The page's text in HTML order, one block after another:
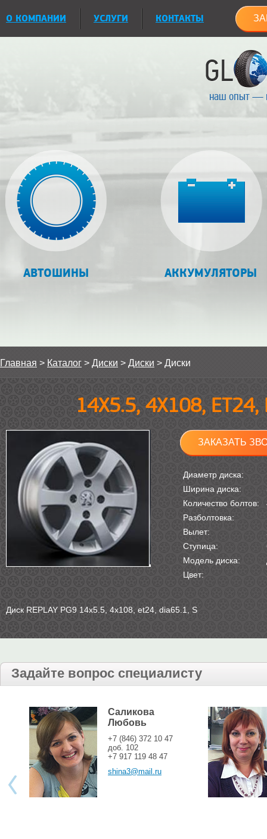
О КОМПАНИИ УСЛУГИ КОНТАКТЫ
наш опыт —
АВТОШИНЫ АККУМУЛЯТОРЫ
Главная > Каталог > Диски > Диски > Диски
14Х5.5, 4Х108, ET24,
ЗАКАЗАТЬ
Диаметр диска:
Ширина диска:
Количество болтов:
Разболтовка:
Вылет:
Ступица:
Модель диска:
Цвет:
Диск REPLAY PG9 14х5.5, 4х108, et24, dia65.1, S
Задайте вопрос специалисту
Саликова
Любовь
+7 (846) 372 10 47
доб. 102
+7 917 119 48 47
shina3@mail.ru